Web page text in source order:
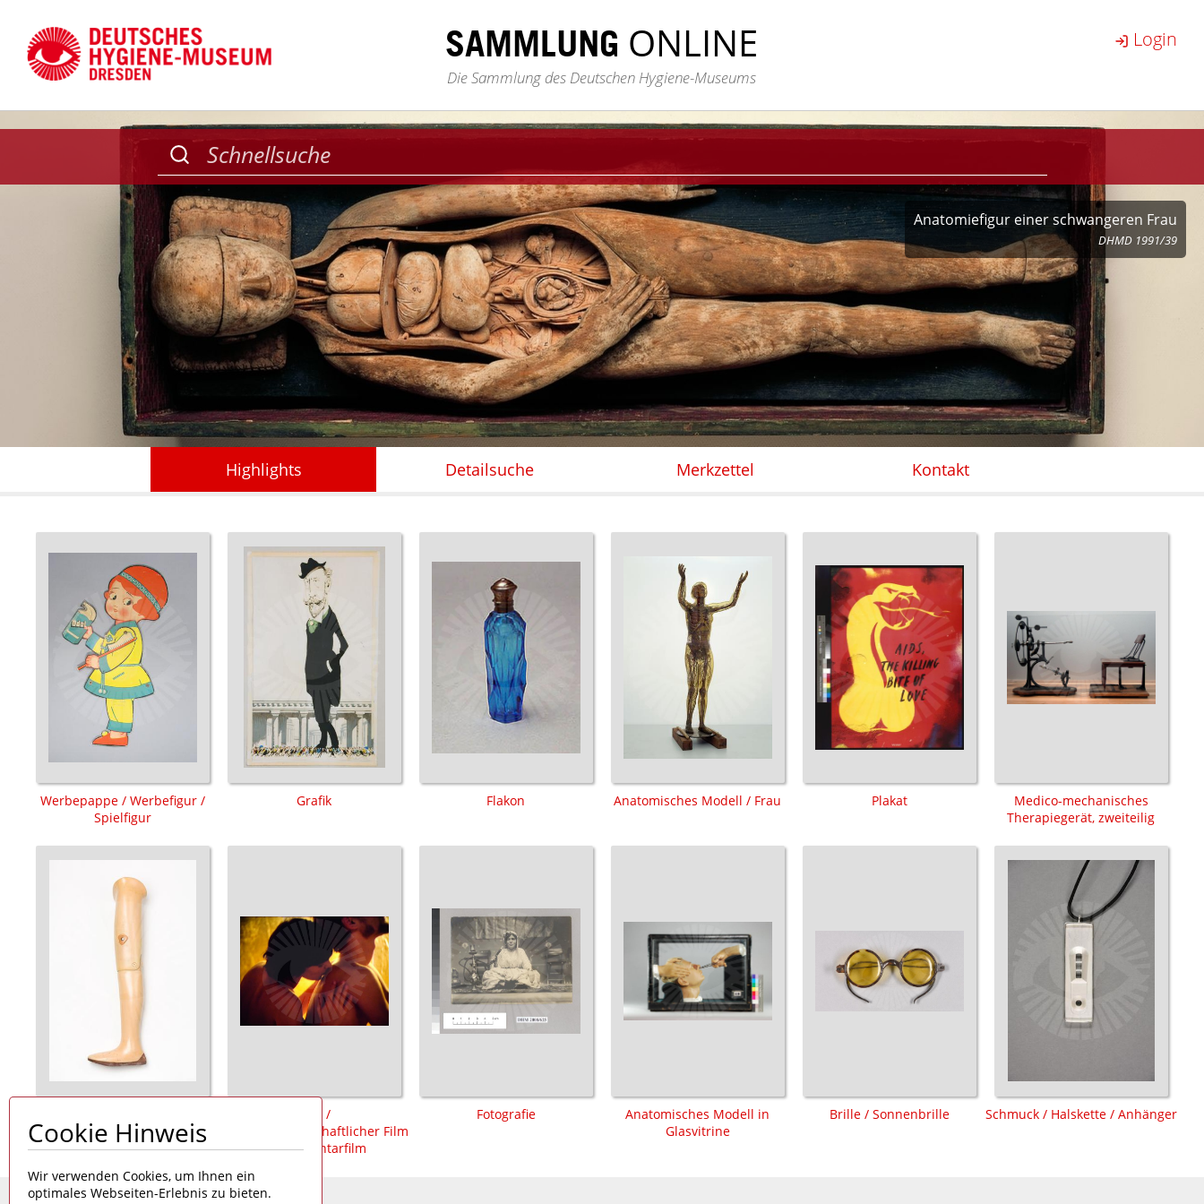
SAMMLUNG ONLINE
Die Sammlung des Deutschen Hygiene-Museums
Login
Anatomiefigur einer schwangeren Frau
DHMD 1991/39
Highlights Detailsuche Merkzettel Kontakt
Werbepappe / Werbefigur /
Spielfigur
Grafik Flakon Anatomisches Modell / Frau Plakat
Medico-mechanisches
Therapiegerät, zweiteilig
Oberschenkelprothese /
Badeprothese
Film /
populärwissenschaftlicher Film
/ Dokumentarfilm
Fotografie
Anatomisches Modell in
Glasvitrine
Brille / Sonnenbrille Schmuck / Halskette / Anhänger
Cookie Hinweis
Wir verwenden Cookies, um Ihnen ein
optimales Webseiten-Erlebnis zu bieten.